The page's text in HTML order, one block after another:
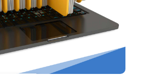
fornecedores.
SAIBA MAIS